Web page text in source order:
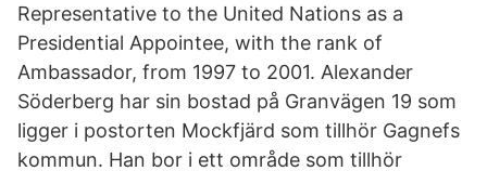
Representative to the United Nations as a
Presidential Appointee, with the rank of
Ambassador, from 1997 to 2001. Alexander
Söderberg har sin bostad på Granvägen 19 som
ligger i postorten Mockfjärd som tillhör Gagnefs
kommun. Han bor i ett område som tillhör